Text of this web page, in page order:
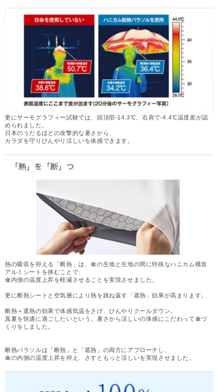
更にサーモグラフィー試験では、頭頂部-14.3℃、右肩で-4.4℃温度差が認
められました。
日本のうだるほどの攻撃的な暑さから、
カラダを守りひんやり涼しいを体感できます。
熱の吸収を抑える「断熱」は、傘の生地と生地の間に特殊なハニカム構造
アルミシートを挟むことで、
傘内側の温度上昇を軽減させることを実現させました。
更に断熱シートと空気層により熱を跳ね返す「遮熱」効果が高まります。
断熱＋遮熱の効果で体感気温をさげ、ひんやりクールダウン。
真夏を快適に過ごしたいという、暑さから涼しいの体感にこだわって傘づ
くりをしました。
断熱パラソルは「断熱」と「遮熱」の両方にアプローチし、
傘の内側の温度上昇を抑え、さすともっと涼しいを実現させました。